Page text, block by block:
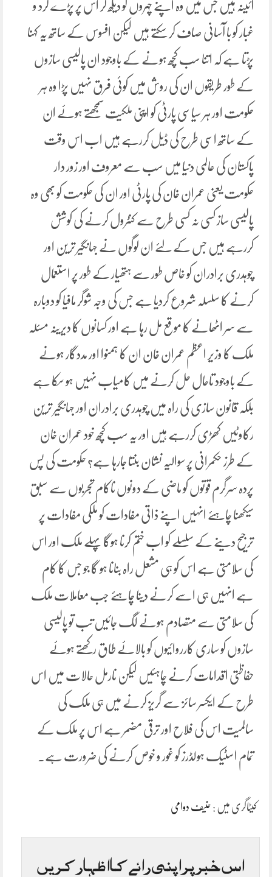
آئینہ ہیں جس میں وہ اپنے چہروں کو دیکھ کر اس پر پڑے گرد و
غبار کو با آسانی صاف کر سکتے ہیں لیکن افسوس کے ساتھ یہ کہنا
پڑتا ہے کہ اتنا سب کچھ ہونے کے باوجود ان پالیسی سازوں
کے طور طریقوں ان کی روش میں کوئی فرق نہیں پڑا وہ ہر
حکومت اور ہر سیاسی پارٹی کو اپنی ملکیت سمجھتے ہوئے ان
کے ساتھ اسی طرح کی ڈیل کررہے ہیں اب اس وقت
پاکستان کی عالمی دنیا میں سب سے معروف اور زور دار
حکومت یعنی عمران خان کی پارٹی اور ان کی حکومت کو بھی وہ
پالیسی ساز کسی نہ کسی طرح سے کنٹرول کرنے کی کوشش
کررہے ہیں جس کے لئے ان لوگوں نے جہانگیر ترین اور
چوہدری برادران کو خاص طور سے ہتھیار کے طور پر استعمال
کرنے کا سلسلہ شروع کردیا ہے جس کی وجہ شوگر مافیا کو دوبارہ
سے سر اٹھانے کا موقع مل رہا ہے اور کسانوں کا دیرینہ مسئلہ
ملک کا وزیر اعظم عمران خان ان کا ہمنوا اور مددگار ہونے
کے باوجود تاحال حل کرنے میں کامیاب نہیں ہو سکا ہے
بلکہ قانون سازی کی راہ میں چوہدری برادران اور جہانگیر ترین
رکاوٹیں کھڑی کررہے ہیں اور یہ سب کچھ خود عمران خان
کے طرز حکمرانی پر سوالیہ نشان بنتا جارہا ہے؟ حکومت کی پس
پردہ سرگرم قوتوں کو ماضی کے دونوں ناکام تجربوں سے سبق
سیکھنا چاہئے انہیں اپنے ذاتی مفادات کو ملکی مفادات پر
ترجیح دینے کے سلسلے کو اب ختم کرنا ہوگا پہلے ملک اور اس
کی سلامتی ہے اس کو ہی مشعل راہ بنانا ہو گا جو جس کا کام
ہے انہیں ہی اسے کرنے دینا چاہئے جب معاملات ملک
کی سلامتی سے متصادم ہونے لگ جائیں تب تو پالیسی
سازوں کو ساری کارروائیوں کو بالائے طاق رکھتے ہوئے
حفاظتی اقدامات کرنے چاہئیں لیکن نارمل حالات میں اس
طرح کے ایکسر سائز سے گریز کرنے میں ہی ملک کی
سالمیت اس کی فلاح اور ترقی مضمر ہے اس پر ملک کے
تمام اسٹیک ہولڈرز کو غور و خوص کرنے کی ضرورت ہے۔
کیٹاگری میں : حنیف دوامی
اس خبر پر اپنی رائے کا اظہار کریں